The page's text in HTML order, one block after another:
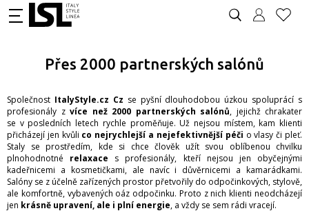
Přes 2000 partnerských salónů
Společnost ItalyStyle.cz Cz se pyšní dlouhodobou úzkou spoluprácí s
profesionály z více než 2000 partnerských salónů, jejichž chrakater
se v posledních letech rychle proměňuje. Už nejsou místem, kam klienti
přicházejí jen kvůli co nejrychlejší a nejefektivnější péči o vlasy či pleť.
Staly se prostředím, kde si chce člověk užít svou oblíbenou chvilku
plnohodnotné relaxace s profesionály, kteří nejsou jen obyčejnými
kadeřnicemi a kosmetičkami, ale navíc i důvěrnicemi a kamarádkami.
Salóny se z účelně zařízených prostor přetvořily do odpočinkových, stylově,
ale komfortně, vybavených oáz odpočinku. Proto z nich klienti neodcházejí
jen krásně upravení, ale i plní energie, a vždy se sem rádi vracejí.